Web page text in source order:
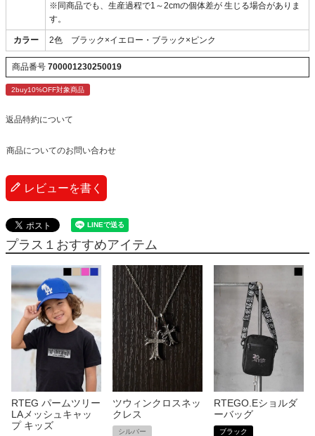
※同商品でも、生産過程で1～2cmの個体差が 生じる場合がありま
す。
カラー 2色 ブラック×イエロー・ブラック×ピンク
商品番号 700001230250019
2buy10%OFF対象商品
返品特約について
商品についてのお問い合わせ
レビューを書く
プラス１おすすめアイテム
RTEG パームツリー
LAメッシュキャッ
プ キッズ
ツウィンクロスネッ
クレス
シルバー
RTEGO.Eショルダ
ーバッグ
ブラック